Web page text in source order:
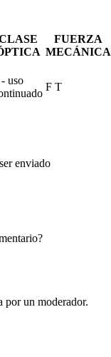
FUERZA
MECÁNICA
uso
F T
enviado
por un moderador.